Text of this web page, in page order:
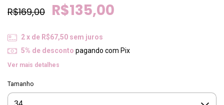
R$169,00 R$135,00
2 x de R$67,50 sem juros
5% de desconto pagando com Pix
Ver mais detalhes
Tamanho